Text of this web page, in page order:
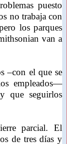
puesto
no trabaja con
los parques
van a
–con el que se
empleados—
que seguirlos
parcial. El
de tres días y